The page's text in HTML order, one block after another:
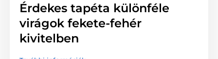
Érdekes tapéta különféle
virágok fekete-fehér
kivitelben